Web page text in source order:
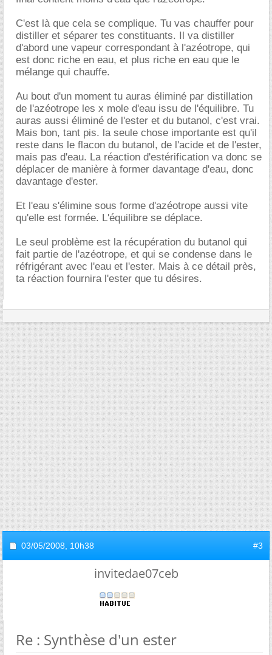
C'est là que cela se complique. Tu vas chauffer pour
distiller et séparer tes constituants. Il va distiller
d'abord une vapeur correspondant à l'azéotrope, qui
est donc riche en eau, et plus riche en eau que le
mélange qui chauffe.
Au bout d'un moment tu auras éliminé par distillation
de l'azéotrope les x mole d'eau issu de l'équilibre. Tu
auras aussi éliminé de l'ester et du butanol, c'est vrai.
Mais bon, tant pis. la seule chose importante est qu'il
reste dans le flacon du butanol, de l'acide et de l'ester,
mais pas d'eau. La réaction d'estérification va donc se
déplacer de manière à former davantage d'eau, donc
davantage d'ester.
Et l'eau s'élimine sous forme d'azéotrope aussi vite
qu'elle est formée. L'équilibre se déplace.
Le seul problème est la récupération du butanol qui
fait partie de l'azéotrope, et qui se condense dans le
réfrigérant avec l'eau et l'ester. Mais à ce détail près,
ta réaction fournira l'ester que tu désires.
03/05/2008, 10h38 #3
invitedae07ceb
Re : Synthèse d'un ester